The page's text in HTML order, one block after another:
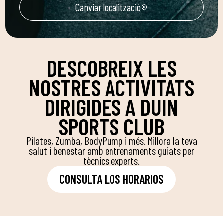
Canviar localització
DESCOBREIX LES
NOSTRES ACTIVITATS
DIRIGIDES A DUIN
SPORTS CLUB
Pilates, Zumba, BodyPump i més. Millora la teva
salut i benestar amb entrenaments guiats per
tècnics experts.
CONSULTA LOS HORARIOS